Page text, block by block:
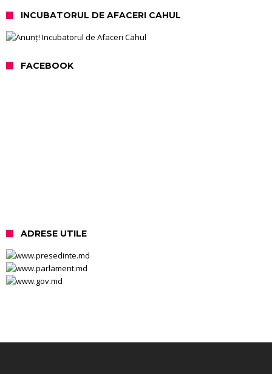
INCUBATORUL DE AFACERI CAHUL
FACEBOOK
ADRESE UTILE